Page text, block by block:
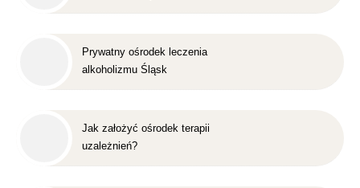
Prywatny ośrodek leczenia
alkoholizmu Śląsk
Jak założyć ośrodek terapii
uzależnień?